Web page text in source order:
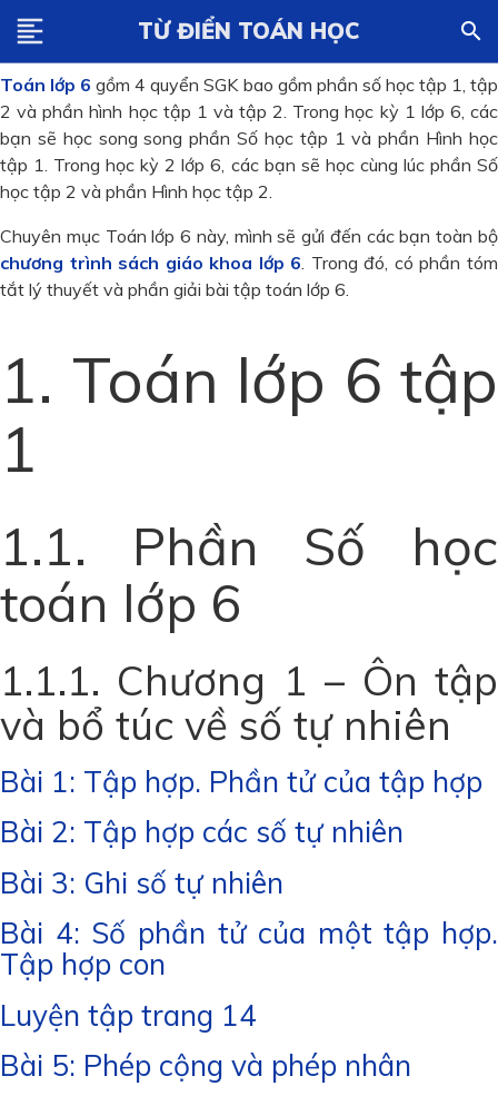
Giải bài tập toán 6, sgk toán 6
, giải toán lớp 6, giai toan 6,
giai sgk toan lop 6, giải toán lớp 6 hình học.
Toán lớp 6 gồm 4 quyển SGK bao gồm phần số học tập 1, tập
2 và phần hình học tập 1 và tập 2. Trong học kỳ 1 lớp 6, các
bạn sẽ học song song phần Số học tập 1 và phần Hình học
tập 1. Trong học kỳ 2 lớp 6, các bạn sẽ học cùng lúc phần Số
học tập 2 và phần Hình học tập 2.
Chuyên mục Toán lớp 6 này, mình sẽ gửi đến các bạn toàn bộ
chương trình sách giáo khoa lớp 6. Trong đó, có phần tóm
tắt lý thuyết và phần giải bài tập toán lớp 6.
1. Toán lớp 6 tập
1
1.1. Phần Số học
toán lớp 6
1.1.1. Chương 1 – Ôn tập
và bổ túc về số tự nhiên
Bài 1: Tập hợp. Phần tử của tập hợp
Bài 2: Tập hợp các số tự nhiên
Bài 3: Ghi số tự nhiên
Bài 4: Số phần tử của một tập hợp.
Tập hợp con
Luyện tập trang 14
Bài 5: Phép cộng và phép nhân
format_align_left TỪ ĐIỂN TOÁN HỌC search